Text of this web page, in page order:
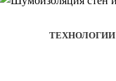
ТЕХНОЛОГИИ